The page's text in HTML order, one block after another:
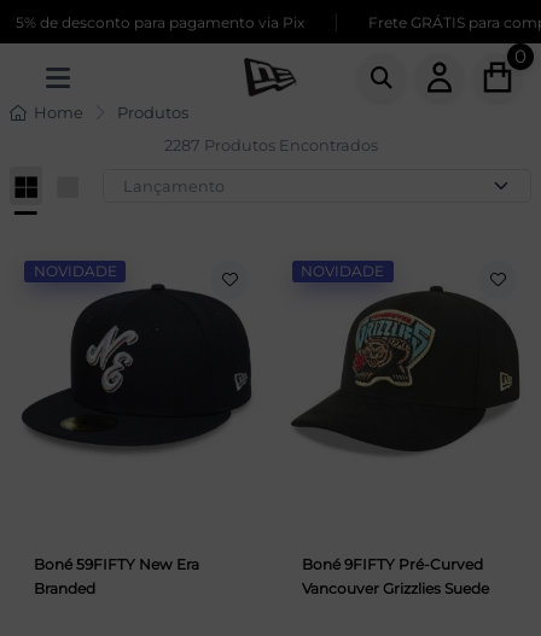
desconto para pagamento via Pix | Frete GRÁTIS para compras
0
Home Produtos
2287 Produtos Encontrados
NOVIDADE
Boné 59FIFTY New Era
Branded
NOVIDADE
Boné 9FIFTY Pré-Curved
Vancouver Grizzlies Suede